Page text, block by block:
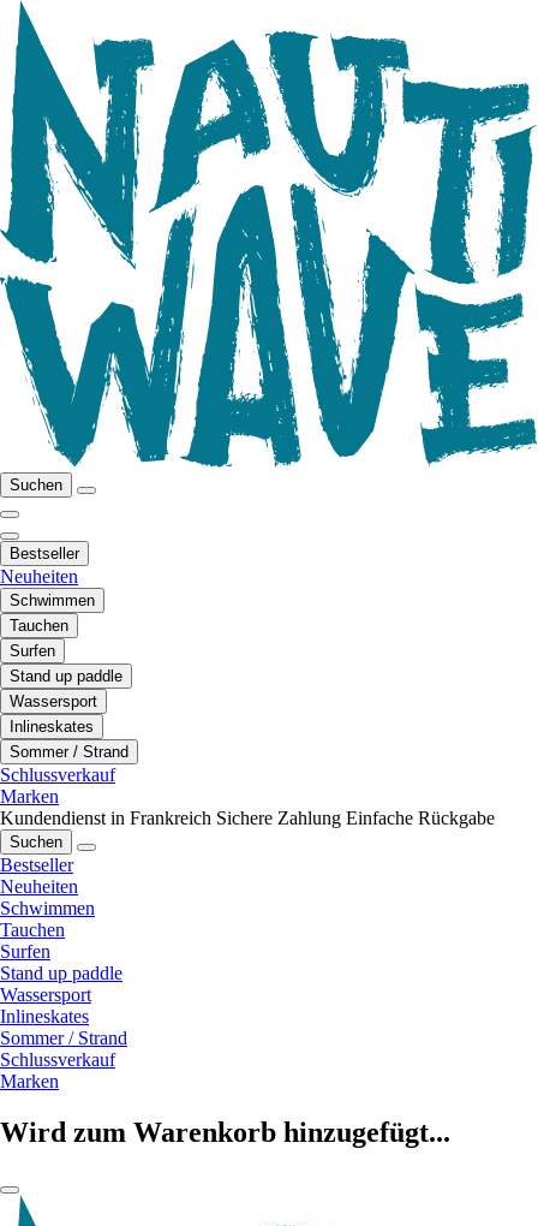
Suchen
Bestseller
Neuheiten
Schwimmen
Tauchen
Surfen
Stand up paddle
Wassersport
Inlineskates
Sommer / Strand
Schlussverkauf
Marken
Kundendienst in Frankreich Sichere Zahlung Einfache Rückgabe
Suchen
Bestseller
Neuheiten
Schwimmen
Tauchen
Surfen
Stand up paddle
Wassersport
Inlineskates
Sommer / Strand
Schlussverkauf
Marken
Wird zum Warenkorb hinzugefügt...